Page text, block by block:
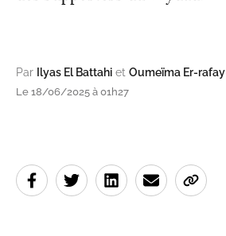
Par Ilyas El Battahi et Oumeïma Er-rafay
Le 18/06/2025 à 01h27